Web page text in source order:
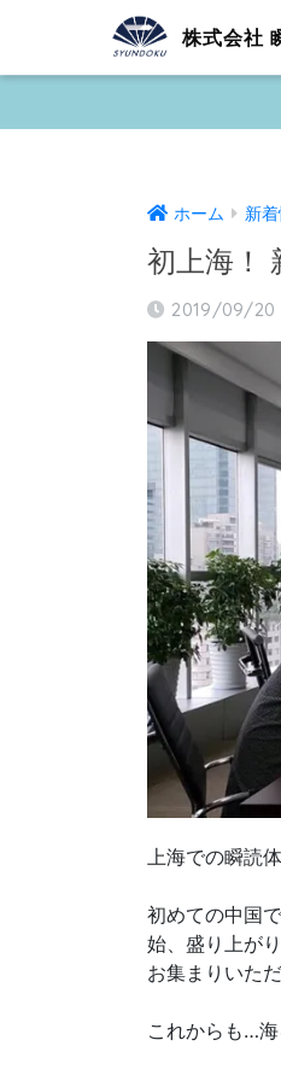
株式会社
ホーム 新
初上海！
2019/09/20
上海での瞬読
初めての中国
始、盛り上が
お集まりいた
これからも…